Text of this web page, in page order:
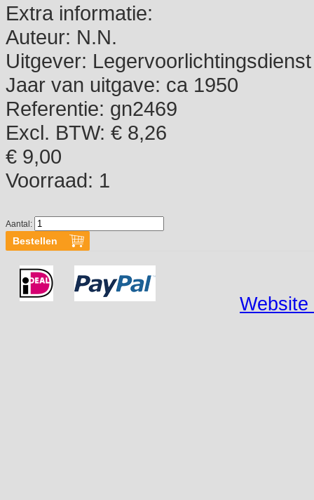
Extra informatie:
Auteur: N.N.
Uitgever: Legervoorlichtingsdienst
Jaar van uitgave: ca 1950
Referentie: gn2469
Excl. BTW: € 8,26
€ 9,00
Voorraad: 1
Aantal:
Website